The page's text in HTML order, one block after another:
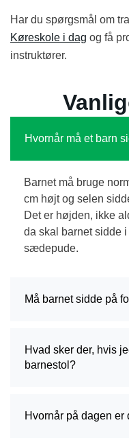
Har du spørgsmål om
Køreskole i dag og få
instruktører.
Hvornår må et barn
Barnet må bruge
cm højt og selen
Det er højden, ikke
da skal barnet sidde
sædepude.
Må barnet sidde på
Hvad sker der, hvis
barnestol?
Hvornår på dagen er